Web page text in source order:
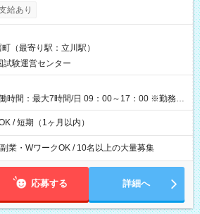
昇給あり 【即給（前払い）オプションあ
る場合、勤務から1週間ほどで給与の一部を受け
擬試験 8:30～17:30（休憩1時間） 時給1,300円
円＋交通費 ※当日の役割により時給＋100
国家試験 7:00～13:30（休憩なし） 時給1,300
円）×6時間＝日収8,400円＋交通費 【試用期
給あり
（最寄り駅：立川駅）
試験運営センター
時間：最大7時間/日 09：00～17：00 ※勤務時
異なります。
/ 短期（1ヶ月以内）
業・WワークOK / 10名以上の大量募集
応募する 詳細へ